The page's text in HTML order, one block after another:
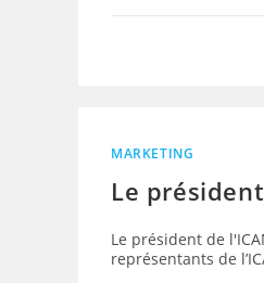
MARKETING
Le
Le président de
représentants de